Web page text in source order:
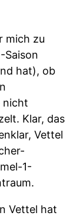
mich zu
Saison
hat), ob
nicht
Klar, das
Vettel
1-
Vettel hat